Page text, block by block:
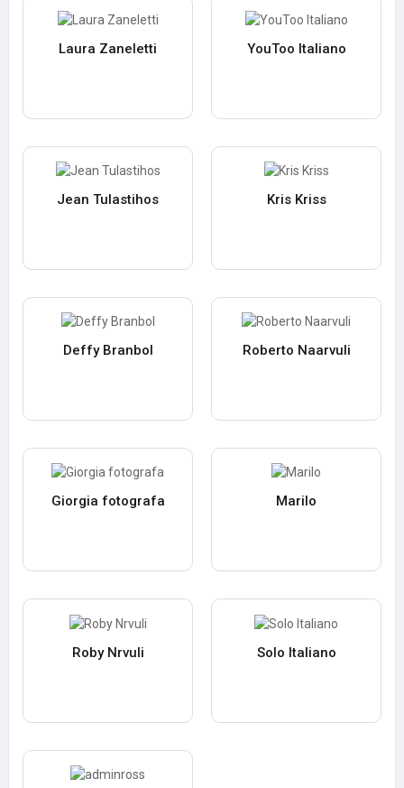
Laura Zaneletti YouToo Italiano
Jean Tulastihos Kris Kriss
Deffy Branbol Roberto Naarvuli
Giorgia fotografa Marilo
Roby Nrvuli Solo Italiano